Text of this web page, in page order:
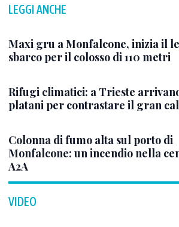
LEGGI ANCHE
Maxi gru a Monfalcone, inizia il
sbarco per il colosso di 110 metri
Rifugi climatici: a Trieste
platani per contrastare il gran
Colonna di fumo alta sul porto di
Monfalcone: un incendio nella
A2A
VIDEO